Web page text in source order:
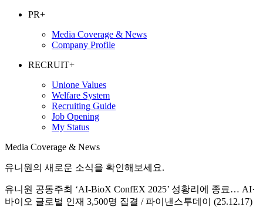
PR+
Media Coverage & News
Company Profile
RECRUIT+
Unione Values
Welfare System
Recruiting Guide
Job Opening
My Status
Media Coverage & News
유니원의 새로운 소식을 확인해보세요.
유니원 공동주최 ‘AI-BioX ConfEX 2025’ 성황리에 종료… AI·
바이오 글로벌 인재 3,500명 집결 / 파이낸스투데이 (25.12.17)